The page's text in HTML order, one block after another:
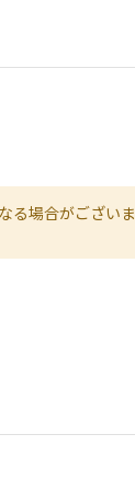
る場合がございま